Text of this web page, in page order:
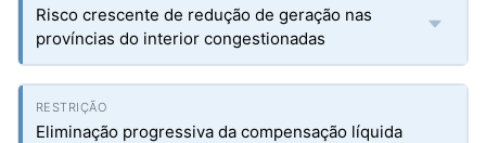
Risco crescente de redução de geração nas
províncias do interior congestionadas
Eliminação progressiva da compensação líquida